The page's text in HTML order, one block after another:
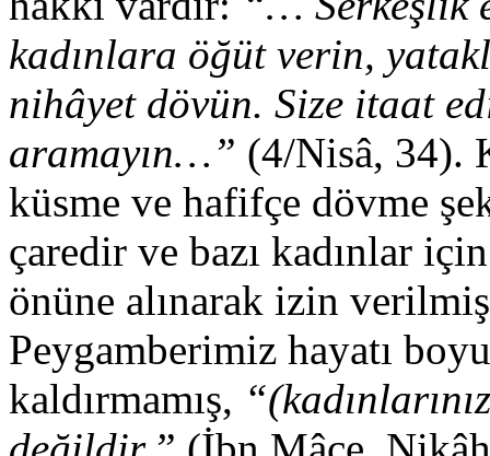
kadınlara öğüt verin,
nihâyet dövün. Size itaat
aramayın…” (4/Nisâ, 34).
küsme ve hafifçe dövme
çaredir ve bazı kadınlar
önüne alınarak izin
Peygamberimiz hayatı
kaldırmamış,